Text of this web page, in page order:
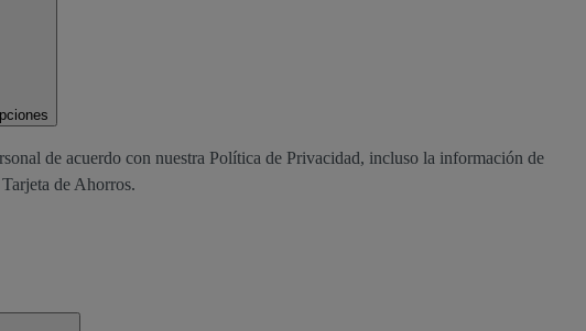
de acuerdo con nuestra Política de Privacidad, incluso la información de
de Ahorros.